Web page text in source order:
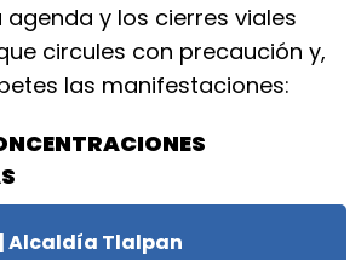
y los cierres viales
circules con precaución y,
las manifestaciones:
Alcaldía Tlalpan